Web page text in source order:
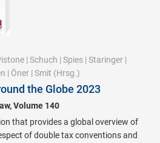
| Schuch | Spies | Staringer |
| Öner | Smit (Hrsg.)
the Globe 2023
Volume 140
that provides a global overview of
of double tax conventions and